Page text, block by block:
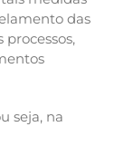
das
seja, na